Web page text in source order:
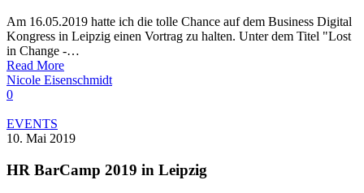
Am 16.05.2019 hatte ich die tolle Chance auf dem Business Digital
Kongress in Leipzig einen Vortrag zu halten. Unter dem Titel "Lost
in Change -…
Read More
Nicole Eisenschmidt
0
EVENTS
10. Mai 2019
HR BarCamp 2019 in Leipzig